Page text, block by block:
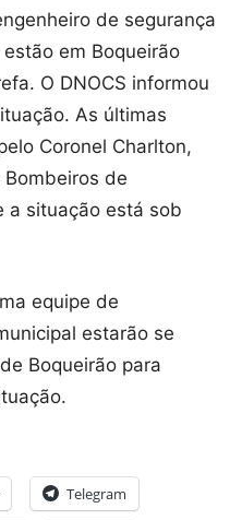
de segurança
em Boqueirão
O DNOCS informou
As últimas
Coronel Charlton,
de
a situação está sob
equipe de
estarão se
Boqueirão para
Telegram